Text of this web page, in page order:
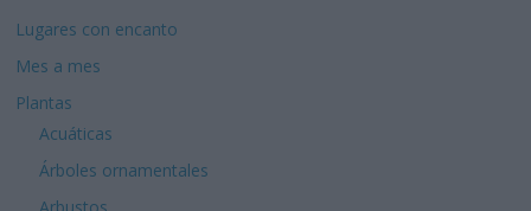
Lugares con encanto
Mes a mes
Plantas
Acuáticas
Árboles ornamentales